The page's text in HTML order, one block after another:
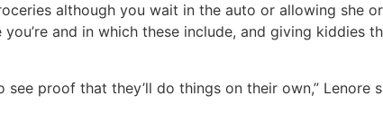
although you wait in the auto or allowing she
and in which these include, and giving kiddies
proof that they’ll do things on their own,” Lenore